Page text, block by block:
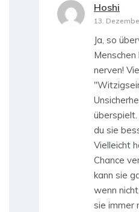
Hoshi
13.
Ja, so
Menschen
nerven!
du sie
Vielleicht
Chance
kann sie
wenn
sie immer